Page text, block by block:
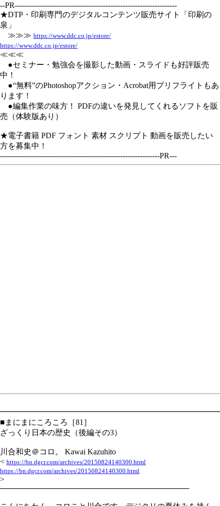
--PR------------------------------------------------------------------
★DTP・印刷専門のデジタルコンテンツ販売サイト「印刷の
泉」
≫≫≫ https://www.ddc.co.jp/estore/
https://www.ddc.co.jp/estore/
≪≪≪
●セミナー・勉強会を撮影した動画・スライドも好評販売
中！
●“無料”のPhotoshopアクション・Acrobat用プリフライトもあ
ります！
●編集作業の味方！ PDFの違いを発見してくれるソフトを販
売（体験版あり）
★電子書籍 PDF フォント 素材 スクリプト 動画を販売したい
方を募集中！
-----------------------------------------------------------------PR---
■まにまにころころ［81］
ざっくり日本の歴史（後編その3）
川合和史＠コロ。 Kawai Kazuhito
< https://bn.dgcr.com/archives/20150824140300.html
https://bn.dgcr.com/archives/20150824140300.html
>
───────────────────────────────────